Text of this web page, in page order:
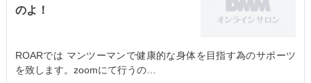
のよ！
ROARでは マンツーマンで健康的な身体を目指す為のサポーツ
を致します。zoomにて行うの…